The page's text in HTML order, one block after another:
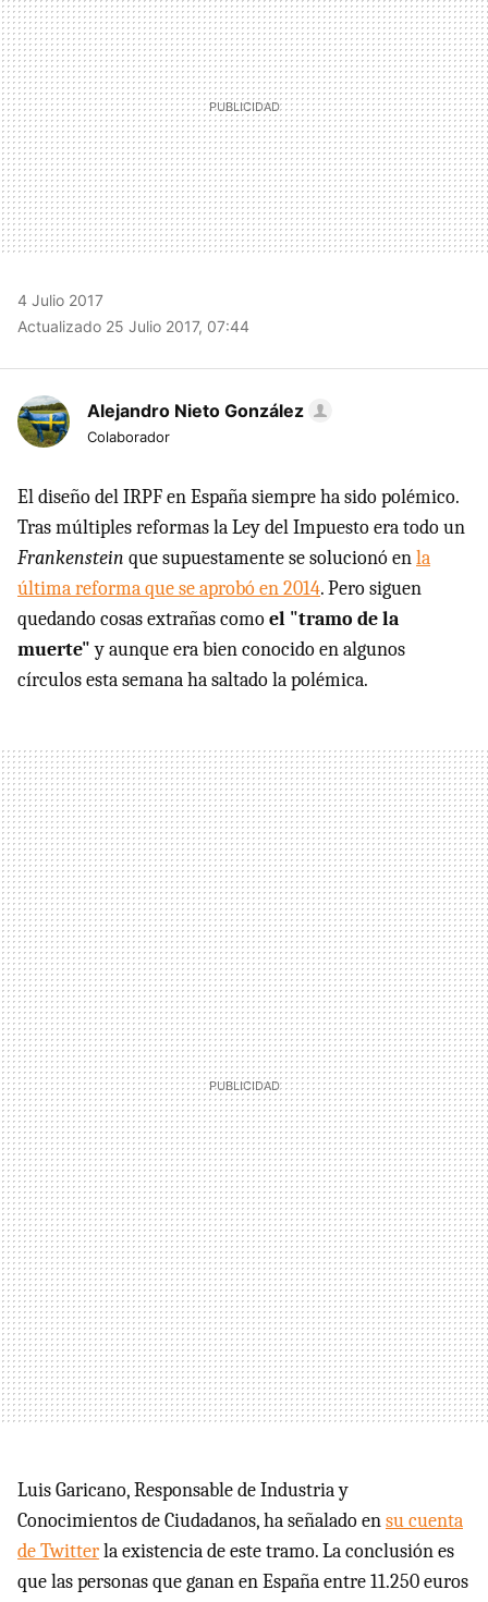
4 Julio 2017
Actualizado 25 Julio 2017, 07:44
Alejandro Nieto González
Colaborador
El diseño del IRPF en España siempre ha sido polémico.
Tras múltiples reformas la Ley del Impuesto era todo un
Frankenstein que supuestamente se solucionó enla
última reforma que se aprobó en 2014. Pero siguen
quedando cosas extrañas comoel "tramo de la
muerte"y aunque era bien conocido en algunos
círculos esta semana ha saltado la polémica.
Luis Garicano, Responsable de Industria y
Conocimientos de Ciudadanos, ha señalado ensu cuenta
de Twitterla existencia de este tramo. La conclusión es
que las personas que ganan en España entre 11.250 euros